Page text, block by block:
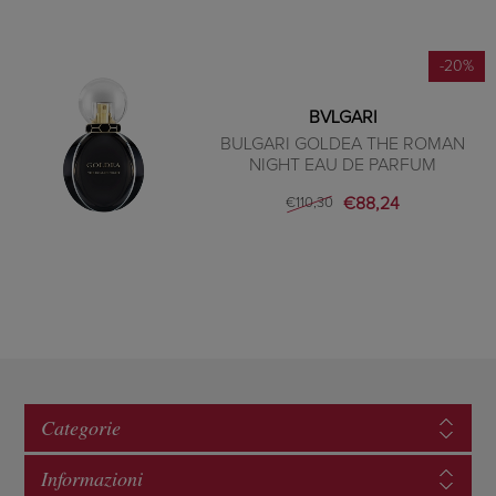
-20%
BVLGARI
BULGARI GOLDEA THE ROMAN
NIGHT EAU DE PARFUM
€110,30 €88,24
Categorie
Informazioni